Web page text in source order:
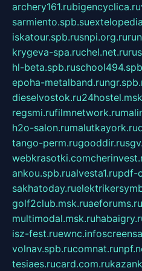
archery161.rubigencyclica.ru
sarmiento.spb.su
iskatour.spb.rusnpi.org.ru
krygeva-spa.ruchel.net.ru
hl-beta.spb.ru
epoha-metalband.ru
dieselvostok.ru
regsmi.rufilmnetwork.ru
h2o-salon.rumalutkayork.ru
tango-perm.rugooddir.ru
webkrasotki.com
ankou.spb.rualvesta1.rupdf-
sakhatoday.ru
golf2club.msk.ruaeforums.ru
multimodal.msk.ru
isz-fest.ruewnc.info
volnav.spb.rucomnat.ru
tesiaes.rucard.com.ru